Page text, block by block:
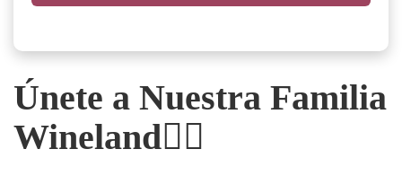
Únete a Nuestra Familia
Wineland🚴‍♂️